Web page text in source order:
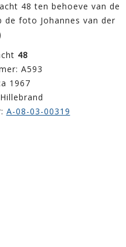
48 ten behoeve van de
foto Johannes van der
48
A593
1967
A-08-03-00319